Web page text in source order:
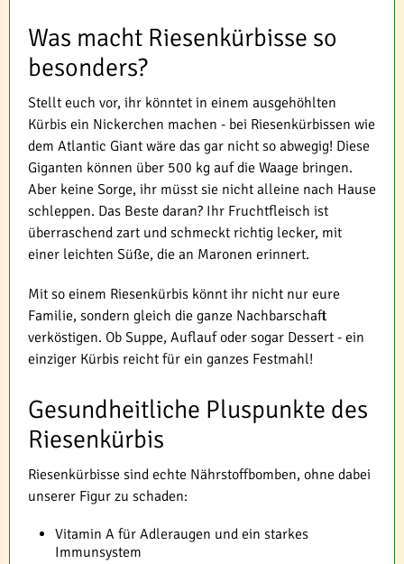
Was macht Riesenkürbisse so
besonders?
Stellt euch vor, ihr könntet in einem ausgehöhlten
Kürbis ein Nickerchen machen - bei Riesenkürbissen wie
dem Atlantic Giant wäre das gar nicht so abwegig! Diese
Giganten können über 500 kg auf die Waage bringen.
Aber keine Sorge, ihr müsst sie nicht alleine nach Hause
schleppen. Das Beste daran? Ihr Fruchtfleisch ist
überraschend zart und schmeckt richtig lecker, mit
einer leichten Süße, die an Maronen erinnert.
Mit so einem Riesenkürbis könnt ihr nicht nur eure
Familie, sondern gleich die ganze Nachbarschaft
verköstigen. Ob Suppe, Auflauf oder sogar Dessert - ein
einziger Kürbis reicht für ein ganzes Festmahl!
Gesundheitliche Pluspunkte des
Riesenkürbis
Riesenkürbisse sind echte Nährstoffbomben, ohne dabei
unserer Figur zu schaden:
Vitamin A für Adleraugen und ein starkes
Immunsystem